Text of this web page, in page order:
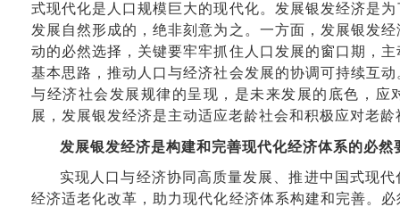
式现代化是人口规模巨大的现代化。发展银发经济是
发展自然形成的，绝非刻意为之。一方面，发展银发
动的必然选择，关键要牢牢抓住人口发展的窗口期，
基本思路，推动人口与经济社会发展的协调可持续互
与经济社会发展规律的呈现，是未来发展的底色，应
展，发展银发经济是主动适应老龄社会和积极应对老
发展银发经济是构建和完善现代化经济体系的必然
实现人口与经济协同高质量发展、推进中国式现
经济适老化改革，助力现代化经济体系构建和完善。